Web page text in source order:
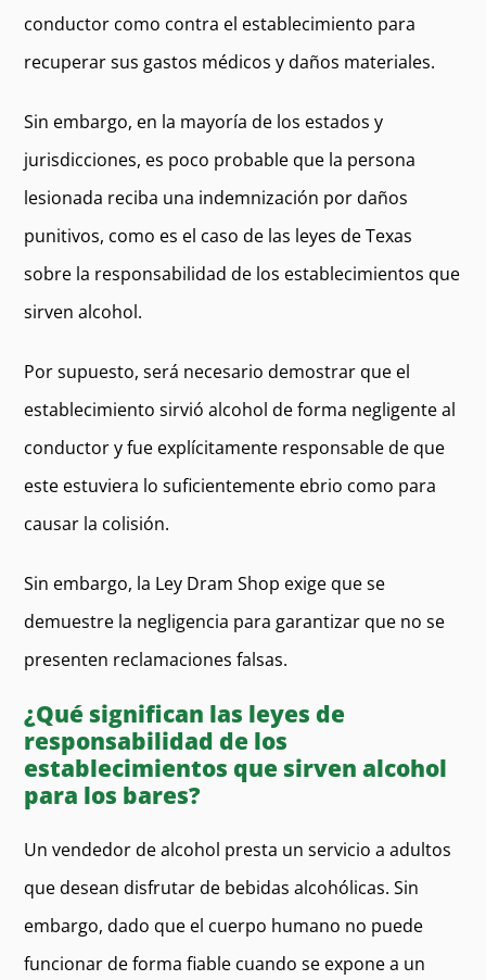
conductor como contra el establecimiento para
recuperar sus gastos médicos y daños materiales.
Sin embargo, en la mayoría de los estados y
jurisdicciones, es poco probable que la persona
lesionada reciba una indemnización por daños
punitivos, como es el caso de las leyes de Texas
sobre la responsabilidad de los establecimientos que
sirven alcohol.
Por supuesto, será necesario demostrar que el
establecimiento sirvió alcohol de forma negligente al
conductor y fue explícitamente responsable de que
este estuviera lo suficientemente ebrio como para
causar la colisión.
Sin embargo, la Ley Dram Shop exige que se
demuestre la negligencia para garantizar que no se
presenten reclamaciones falsas.
¿Qué significan las leyes de
responsabilidad de los
establecimientos que sirven alcohol
para los bares?
Un vendedor de alcohol presta un servicio a adultos
que desean disfrutar de bebidas alcohólicas. Sin
embargo, dado que el cuerpo humano no puede
funcionar de forma fiable cuando se expone a un